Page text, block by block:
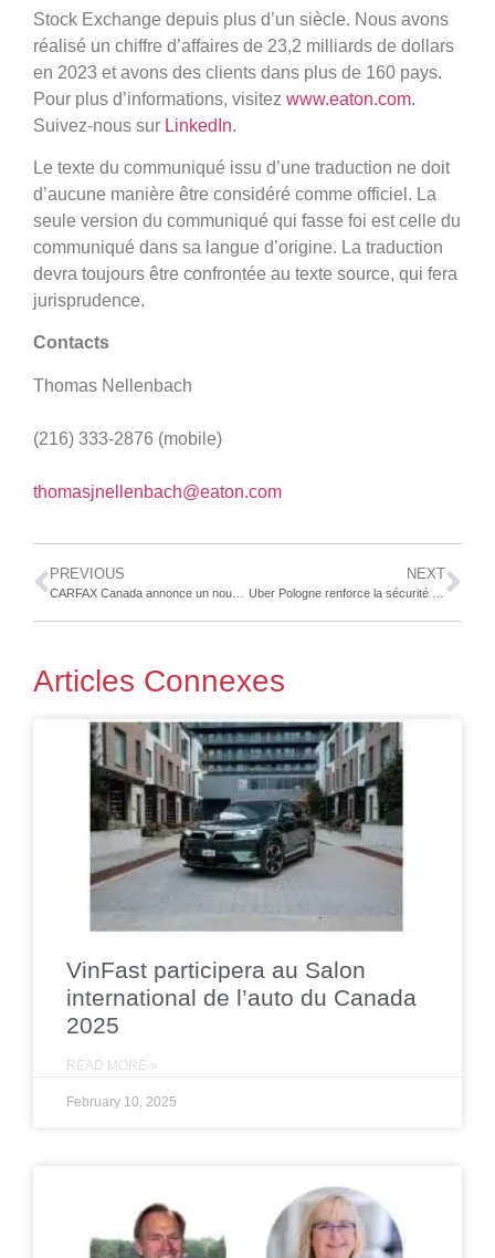
Stock Exchange depuis plus d’un siècle. Nous avons
réalisé un chiffre d’affaires de 23,2 milliards de dollars
en 2023 et avons des clients dans plus de 160 pays.
Pour plus d’informations, visitez www.eaton.com.
Suivez-nous sur LinkedIn.
Le texte du communiqué issu d’une traduction ne doit
d’aucune manière être considéré comme officiel. La
seule version du communiqué qui fasse foi est celle du
communiqué dans sa langue d’origine. La traduction
devra toujours être confrontée au texte source, qui fera
jurisprudence.
Contacts
Thomas Nellenbach
(216) 333-2876 (mobile)
thomasjnellenbach@eaton.com
PREVIOUS NEXT
Articles Connexes
VinFast participera au Salon
international de l’auto du Canada
2025
READ MORE »
February 10, 2025